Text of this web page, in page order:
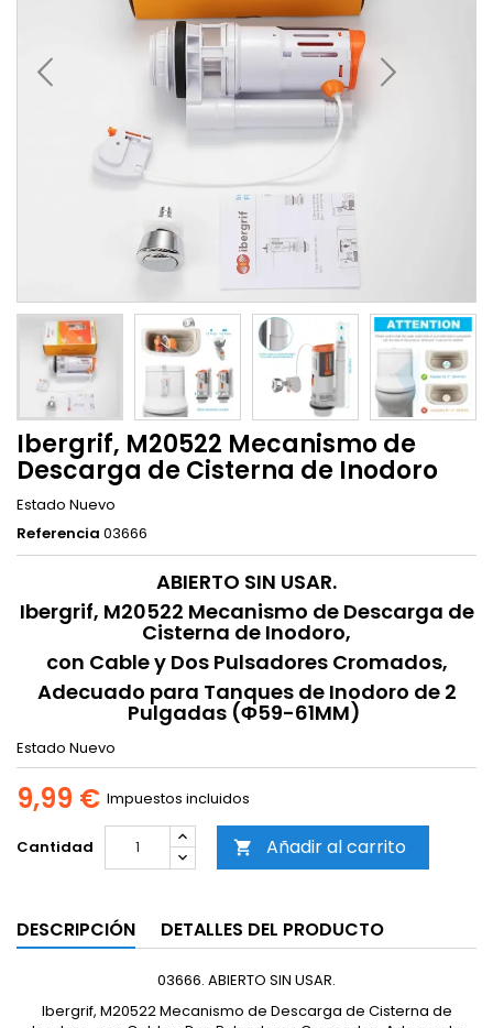
Ibergrif, M20522 Mecanismo de
Descarga de Cisterna de Inodoro
Estado Nuevo
Referencia 03666
ABIERTO SIN USAR.
Ibergrif, M20522 Mecanismo de Descarga de
Cisterna de Inodoro,
con Cable y Dos Pulsadores Cromados,
Adecuado para Tanques de Inodoro de 2
Pulgadas (Φ59-61MM)
Estado Nuevo
9,99 € Impuestos incluidos
Cantidad  Añadir al carrito
DESCRIPCIÓN DETALLES DEL PRODUCTO
03666. ABIERTO SIN USAR.
Ibergrif, M20522 Mecanismo de Descarga de Cisterna de